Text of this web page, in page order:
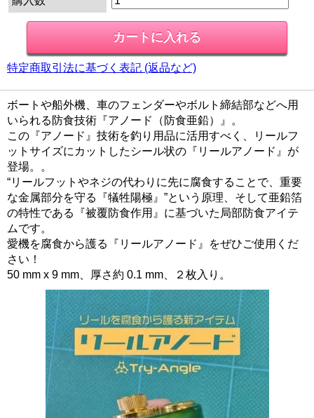
特定商取引法に基づく表記 (返品など)
ボートや船外機、車のフェンダーやボルト締結部などへ用
いられる防食技術『アノード（防食亜鉛）』。
この『アノード』技術を釣り用品に活用すべく、リールフ
ットサイズにカットしたシール状の『リールアノード』が
登場。。
“リールフットやネジの代わりに先に腐食することで、重要
な金属部分を守る『犠牲陽極』”という原理、そして亜鉛箔
の特性である『被覆防食作用』に基づいた局部防食アイテ
ムです。
愛機を腐食から護る『リールアノード』をぜひご使用くだ
さい！
50 mm x 9 mm、厚さ約 0.1 mm、２枚入り。